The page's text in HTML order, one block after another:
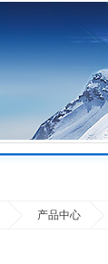
产品中心